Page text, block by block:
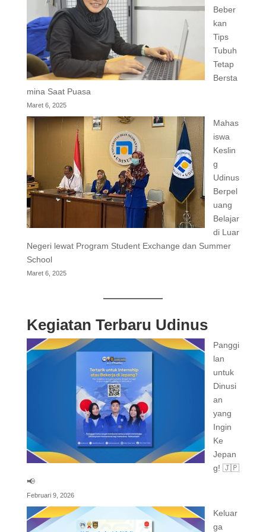
Beber
kan
Tips
Tubuh
Tetap
Bersta
mina Saat Puasa
Maret 6, 2025
Mahas
iswa
Keslin
g
Udinus
Berpel
uang
Belajar
di Luar
Negeri lewat Program Student Exchange dan Summer
School
Maret 6, 2025
Kegiatan Terbaru Udinus
Panggi
lan
untuk
Dinusi
an
yang
Ingin
Ke
Jepan
g! 🇯🇵
📢
Februari 9, 2026
Keluar
ga